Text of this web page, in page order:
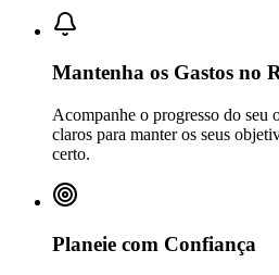
Mantenha os Gastos no
Acompanhe o progresso do seu
claros para manter os seus
certo.
Planeie com Confiança